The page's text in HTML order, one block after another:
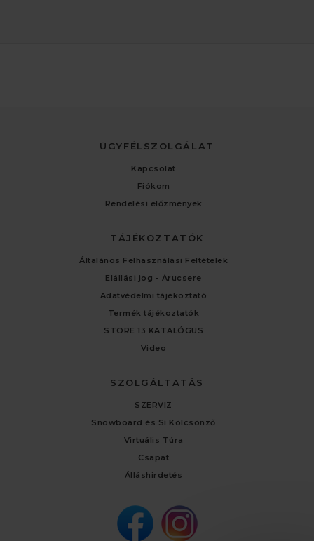
ÜGYFÉLSZOLGÁLAT
Kapcsolat
Fiókom
Rendelési előzmények
TÁJÉKOZTATÓK
Általános Felhasználási Feltételek
Elállási jog - Árucsere
Adatvédelmi tájékoztató
Termék tájékoztatók
STORE 13 KATALÓGUS
Video
SZOLGÁLTATÁS
SZERVIZ
Snowboard és Sí Kölcsönző
Virtuális Túra
Csapat
Álláshirdetés